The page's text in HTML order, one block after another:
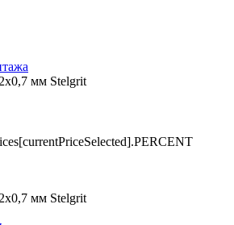
мм Stelgrit
мм Stelgrit